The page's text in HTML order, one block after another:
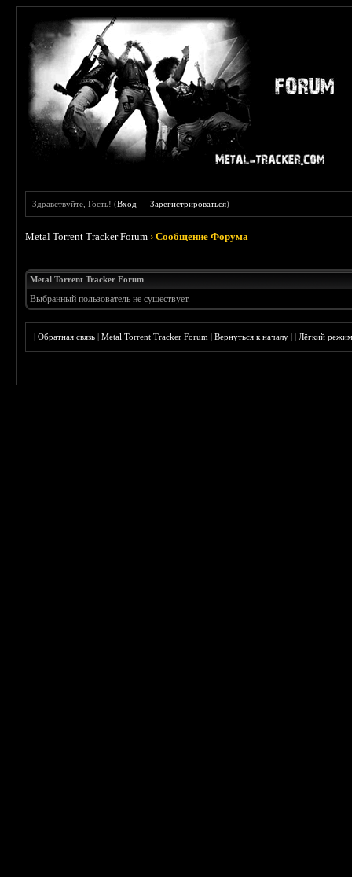
Здравствуйте, Гость! (Вход —Зарегистрироваться)
Metal Torrent Tracker Forum ›Сообщение Форума
Metal Torrent Tracker Forum
Выбранный пользователь не существует.
|Обратная связь |Metal Torrent Tracker Forum |Вернуться к началу ||Лёгкий